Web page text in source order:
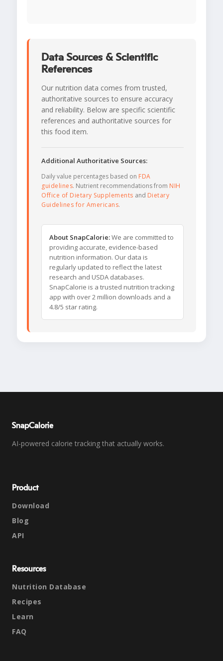
Data Sources & Scientific
References
Our nutrition data comes from trusted,
authoritative sources to ensure accuracy
and reliability. Below are specific scientific
references and authoritative sources for
this food item.
Additional Authoritative Sources:
Daily value percentages based on FDA
guidelines. Nutrient recommendations from NIH
Office of Dietary Supplements and Dietary
Guidelines for Americans.
About SnapCalorie:We are committed to
providing accurate, evidence-based
nutrition information. Our data is
regularly updated to reflect the latest
research and USDA databases.
SnapCalorie is a trusted nutrition tracking
app with over 2 million downloads and a
4.8/5 star rating.
SnapCalorie
AI-powered calorie tracking that actually works.
Product
Download
Blog
API
Resources
Nutrition Database
Recipes
Learn
FAQ